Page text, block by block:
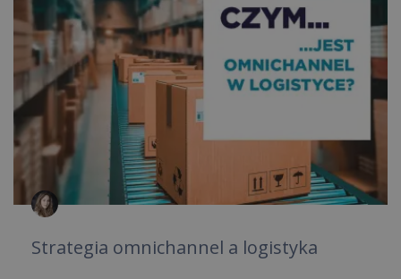
Strategia omnichannel a logistyka